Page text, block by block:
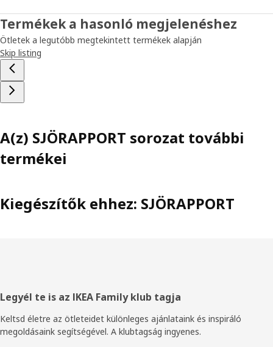
Termékek a hasonló megjelenéshez
Ötletek a legutóbb megtekintett termékek alapján
Skip listing
A(z) SJÖRAPPORT sorozat további
termékei
Kiegészítők ehhez: SJÖRAPPORT
Élőláb
Legyél te is az IKEA Family klub tagja
Keltsd életre az ötleteidet különleges ajánlataink és inspiráló
megoldásaink segítségével. A klubtagság ingyenes.